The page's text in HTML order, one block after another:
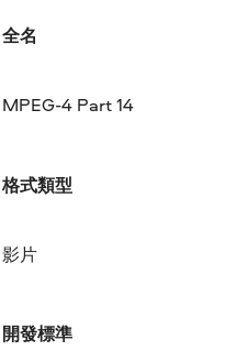
全名
MPEG-4 Part 14
格式類型
影片
開發標準